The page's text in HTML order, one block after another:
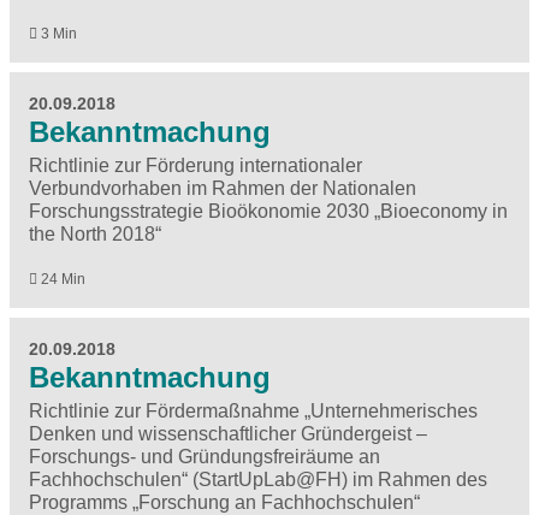
3 Min
20.09.2018
Bekanntmachung
Richtlinie zur Förderung internationaler
Verbundvorhaben im Rahmen der Nationalen
Forschungsstrategie Bioökonomie 2030 „Bioeconomy in
the North 2018“
24 Min
20.09.2018
Bekanntmachung
Richtlinie zur Fördermaßnahme „Unternehmerisches
Denken und wissenschaftlicher Gründergeist –
Forschungs- und Gründungsfreiräume an
Fachhochschulen“ (StartUpLab@FH) im Rahmen des
Programms „Forschung an Fachhochschulen“